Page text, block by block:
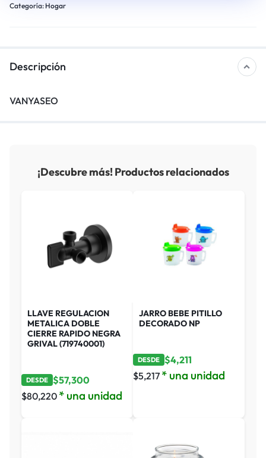
Categoría: Hogar
Descripción
VANYASEO
¡Descubre más! Productos relacionados
LLAVE REGULACION
METALICA DOBLE
CIERRE RAPIDO NEGRA
GRIVAL (719740001)
DESDE $57,300
$80,220 * una unidad
JARRO BEBE PITILLO
DECORADO NP
DESDE $4,211
$5,217 * una unidad